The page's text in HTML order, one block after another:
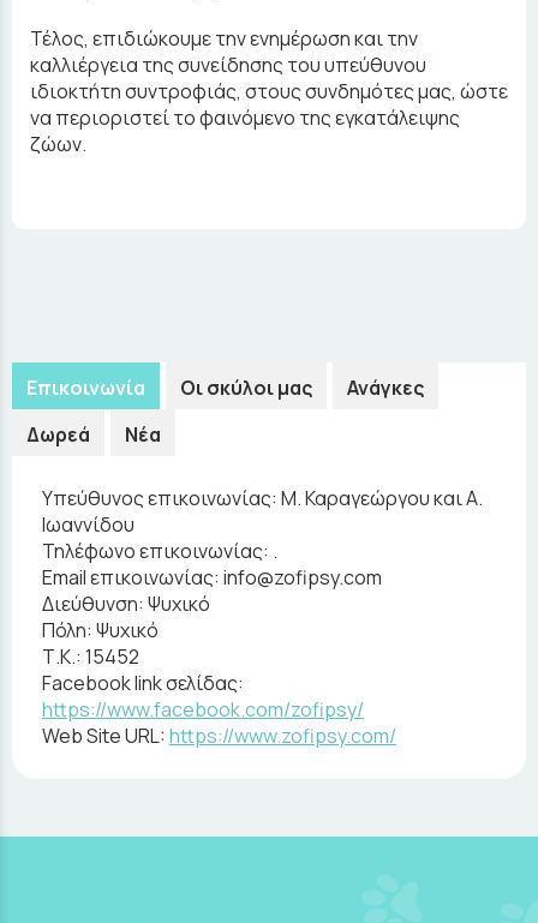
Τέλος, επιδιώκουμε την ενημέρωση και την
καλλιέργεια της συνείδησης του υπεύθυνου
ιδιοκτήτη συντροφιάς, στους συνδημότες μας, ώστε
να περιοριστεί το φαινόμενο της εγκατάλειψης
ζώων.
Επικοινωνία Οι σκύλοι μας
Ανάγκες
Δωρεά
Νέα
Υπεύθυνος επικοινωνίας: Μ. Καραγεώργου και Α.
Ιωαννίδου
Τηλέφωνο επικοινωνίας: .
Email επικοινωνίας: info@zofipsy.com
Διεύθυνση: Ψυχικό
Πόλη: Ψυχικό
Τ.Κ.: 15452
Facebook link σελίδας:
https://www.facebook.com/zofipsy/
Web Site URL:https://www.zofipsy.com/